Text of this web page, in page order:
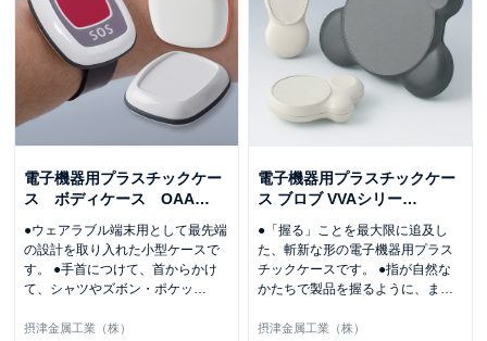
電子機器用プラスチックケー
ス ボディケース OAA…
●ウェアラブル端末用として最先端
の設計を取り入れた小型ケースで
す。 ●手首につけて、首からかけ
て、シャツやズボン・ポケッ …
摂津金属工業（株）
電子機器用プラスチックケー
ス ブロブ VVAシリー…
●「握る」ことを最大限に追及し
た、斬新な形の電子機器用プラス
チックケースです。 ●指が自然な
かたちで製品を握るように、ま …
摂津金属工業（株）